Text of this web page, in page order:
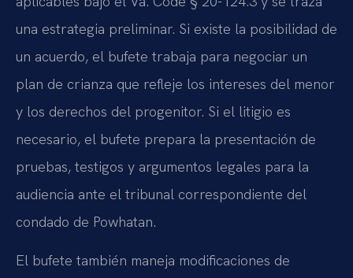
una estrategia preliminar. Si existe la posibilidad de
un acuerdo, el bufete trabaja para negociar un
plan de crianza que refleje los intereses del menor
y los derechos del progenitor. Si el litigio es
necesario, el bufete prepara la presentación de
pruebas, testigos y argumentos legales para la
audiencia ante el tribunal correspondiente del
condado de Powhatan.
El bufete también maneja modificaciones de